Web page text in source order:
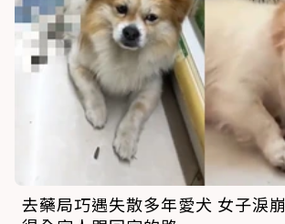
去藥局巧遇失散多年愛犬 女子淚